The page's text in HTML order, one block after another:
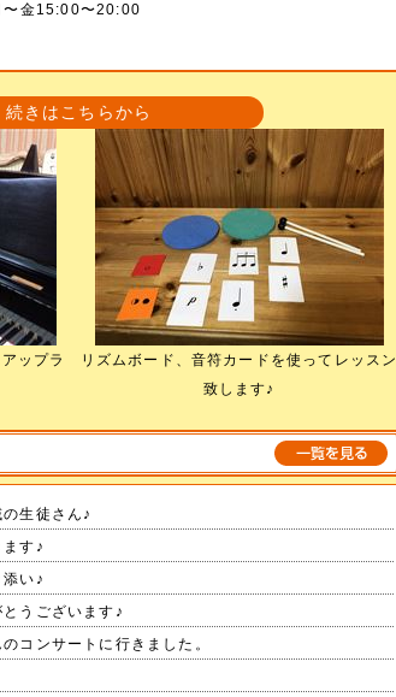
金15:00〜20:00
続きはこちらから
ップラ
リズムボード、音符カードを使ってレッスン
致します♪
生徒さん♪
す♪
い♪
うございます♪
コンサートに行きました。